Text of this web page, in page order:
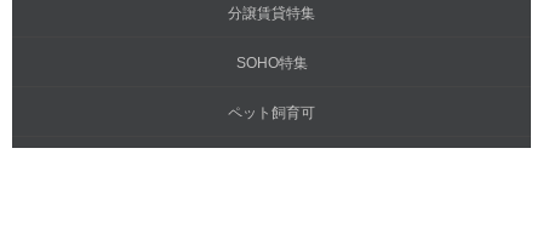
分譲賃貸特集
SOHO特集
ペット飼育可